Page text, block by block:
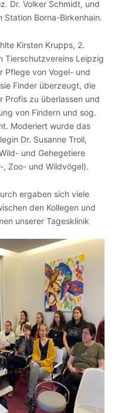
Dr. Volker Schmidt, und
Borna-Birkenhain.
Kirsten Krupps, 2.
Tierschutzvereins Leipzig
Pflege von Vogel- und
Finder überzeugt, die
Profis zu überlassen und
von Findern und sog.
Moderiert wurde das
Dr. Susanne Troll,
und Gehegetiere
Zoo- und Wildvögel).
ergaben sich viele
den Kollegen und
unserer Tagesklinik